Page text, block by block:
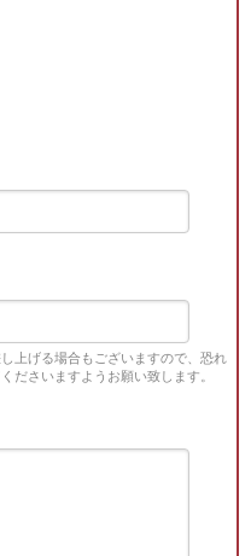
上げる場合もございますので、恐れ
ださいますようお願い致します。